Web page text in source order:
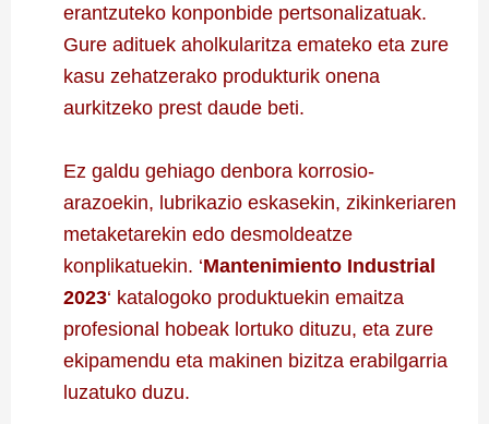
erantzuteko konponbide pertsonalizatuak.
Gure adituek aholkularitza emateko eta zure
kasu zehatzerako produkturik onena
aurkitzeko prest daude beti.
Ez galdu gehiago denbora korrosio-
arazoekin, lubrikazio eskasekin, zikinkeriaren
metaketarekin edo desmoldeatze
konplikatuekin. ‘Mantenimiento Industrial
2023‘ katalogoko produktuekin emaitza
profesional hobeak lortuko dituzu, eta zure
ekipamendu eta makinen bizitza erabilgarria
luzatuko duzu.